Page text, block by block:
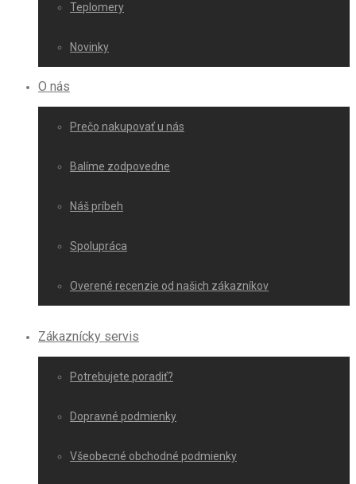
Teplomery
Novinky
O nás
Prečo nakupovať u nás
Balíme zodpovedne
Náš príbeh
Spolupráca
Overené recenzie od našich zákazníkov
Zákaznícky servis
Potrebujete poradiť?
Dopravné podmienky
Všeobecné obchodné podmienky